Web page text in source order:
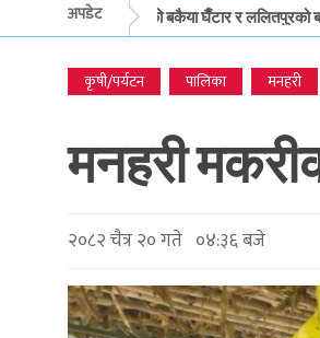
अपडेट
मकवानपुरको बकैया घैँटार र ललितपुरको
कृषी/पर्यटन पालिका मनहरी
मनहरी
२०८२ चैत्र २० गते ०४:३६ बजे